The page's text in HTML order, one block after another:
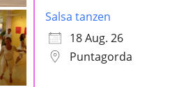
Salsa tanzen
18 Aug. 26
Puntagorda